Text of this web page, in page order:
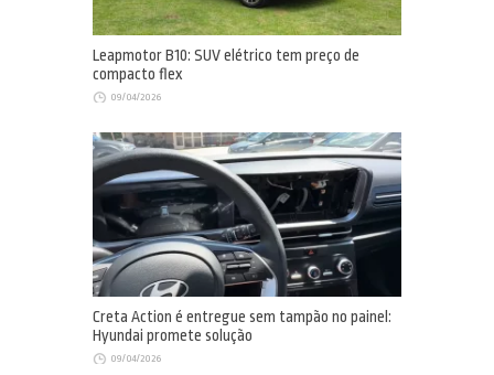
Leapmotor B10: SUV elétrico tem preço de
compacto flex
09/04/2026
Creta Action é entregue sem tampão no painel:
Hyundai promete solução
09/04/2026